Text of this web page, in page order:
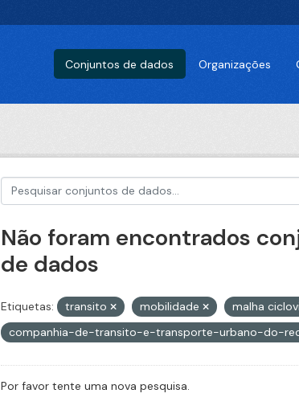
Conjuntos de dados Organizações
Não foram encontrados
de dados
Etiquetas: transito mobilidade malha
companhia-de-transito-e-transporte-urbano-do-
Por favor tente uma nova pesquisa.